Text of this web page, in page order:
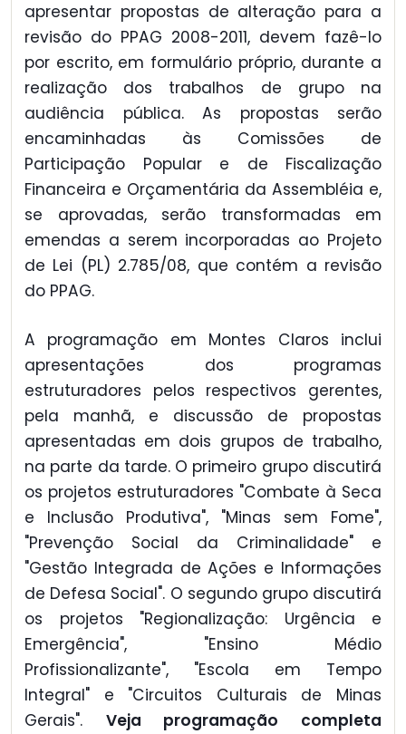
apresentar propostas de alteração para a
revisão do PPAG 2008-2011, devem fazê-lo
por escrito, em formulário próprio, durante a
realização dos trabalhos de grupo na
audiência pública. As propostas serão
encaminhadas às Comissões de
Participação Popular e de Fiscalização
Financeira e Orçamentária da Assembléia e,
se aprovadas, serão transformadas em
emendas a serem incorporadas ao Projeto
de Lei (PL) 2.785/08, que contém a revisão
do PPAG.
A programação em Montes Claros inclui
apresentações dos programas
estruturadores pelos respectivos gerentes,
pela manhã, e discussão de propostas
apresentadas em dois grupos de trabalho,
na parte da tarde. O primeiro grupo discutirá
os projetos estruturadores "Combate à Seca
e Inclusão Produtiva", "Minas sem Fome",
"Prevenção Social da Criminalidade" e
"Gestão Integrada de Ações e Informações
de Defesa Social". O segundo grupo discutirá
os projetos "Regionalização: Urgência e
Emergência", "Ensino Médio
Profissionalizante", "Escola em Tempo
Integral" e "Circuitos Culturais de Minas
Gerais". Veja programação completa